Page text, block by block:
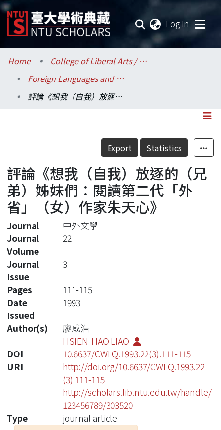
Log In
Communities & Collections
Research Outputs
Statistics
Home
College of Liberal Arts / 文學院
Foreign Languages and Literatures / 外國語文學系
評論《想我（自我）放逐的（兄弟）姊妹們：閱讀第二代「外省」（女）作家朱天心》
Details
Export Statistics
評論《想我（自我）放逐的（兄
弟）姊妹們：閱讀第二代「外
省」（女）作家朱天心》
Journal
中外文學
Journal
Volume
22
Journal
Issue
3
Pages
111-115
Date
Issued
1993
Author(s)
廖咸浩
HSIEN-HAO LIAO
DOI
10.6637/CWLQ.1993.22(3).111-115
URI
http://doi.org/10.6637/CWLQ.1993.22
(3).111-115
http://scholars.lib.ntu.edu.tw/handle/
123456789/303520
Type
journal article